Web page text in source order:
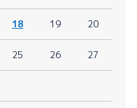
18 19 20
25 26 27